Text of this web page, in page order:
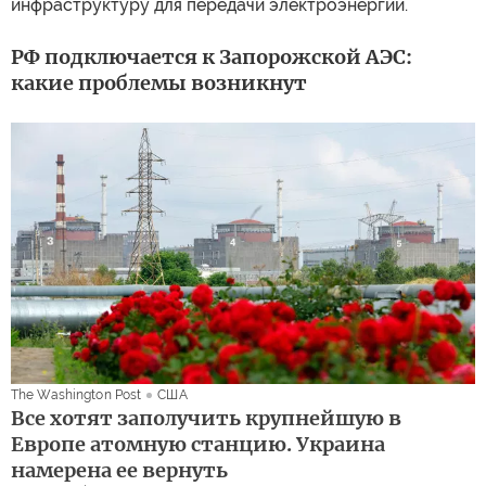
инфраструктуру для передачи электроэнергии.
РФ подключается к Запорожской АЭС:
какие проблемы возникнут
The Washington Post США
Все хотят заполучить крупнейшую в
Европе атомную станцию. Украина
намерена ее вернуть